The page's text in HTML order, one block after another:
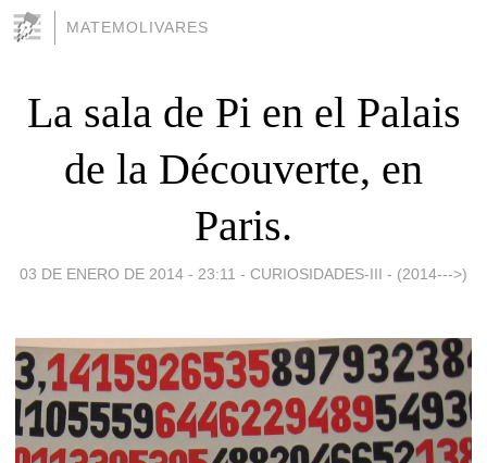
MATEMOLIVARES
La sala de Pi en el Palais
de la Découverte, en
Paris.
03 DE ENERO DE 2014 - 23:11 - CURIOSIDADES-III - (2014--->)